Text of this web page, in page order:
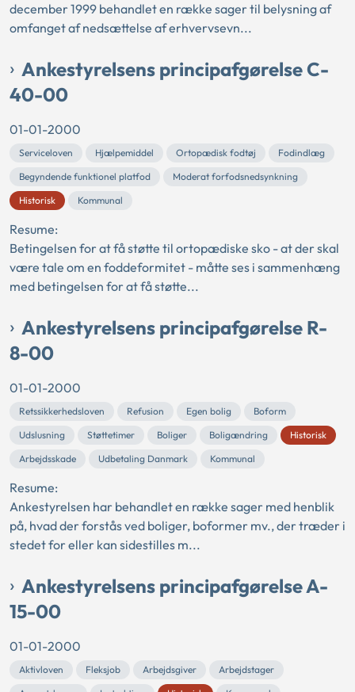
december 1999 behandlet en række sager til belysning af
omfanget af nedsættelse af erhvervsevn...
Ankestyrelsens principafgørelse C-
40-00
01-01-2000
Serviceloven Hjælpemiddel Ortopædisk fodtøj
Fodindlæg
Begyndende funktionel platfod
Moderat forfodsnedsynkning
Historisk
Kommunal
Resume:
Betingelsen for at få støtte til ortopædiske sko - at der skal
være tale om en foddeformitet - måtte ses i sammenhæng
med betingelsen for at få støtte...
Ankestyrelsens principafgørelse R-
8-00
01-01-2000
Retssikkerhedsloven Refusion Egen bolig
Boform
Udslusning
Støttetimer Boliger Boligændring
Historisk
Arbejdsskade
Udbetaling Danmark Kommunal
Resume:
Ankestyrelsen har behandlet en række sager med henblik
på, hvad der forstås ved boliger, boformer mv., der træder i
stedet for eller kan sidestilles m...
Ankestyrelsens principafgørelse A-
15-00
01-01-2000
Aktivloven Fleksjob Arbejdsgiver
Arbejdstager